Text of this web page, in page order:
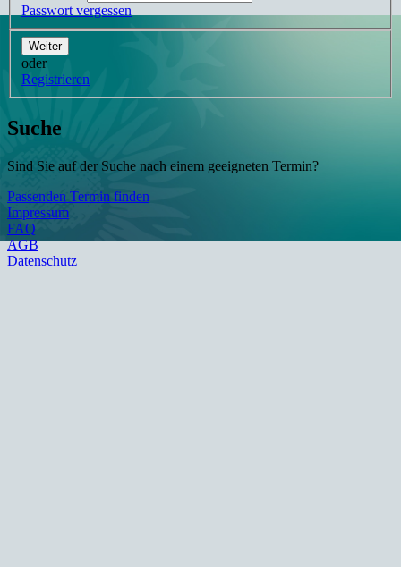
Passwort vergessen
Weiter
oder
Registrieren
Suche
Sind Sie auf der Suche nach einem geeigneten Termin?
Passenden Termin finden
Impressum
FAQ
AGB
Datenschutz